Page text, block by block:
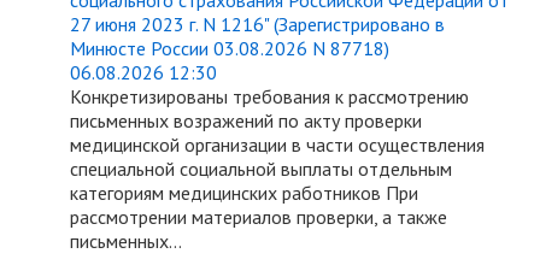
27 июня 2023 г. N 1216" (Зарегистрировано в
Минюсте России 03.08.2026 N 87718)
06.08.2026 12:30
Конкретизированы требования к рассмотрению
письменных возражений по акту проверки
медицинской организации в части осуществления
специальной социальной выплаты отдельным
категориям медицинских работников При
рассмотрении материалов проверки, а также
письменных...